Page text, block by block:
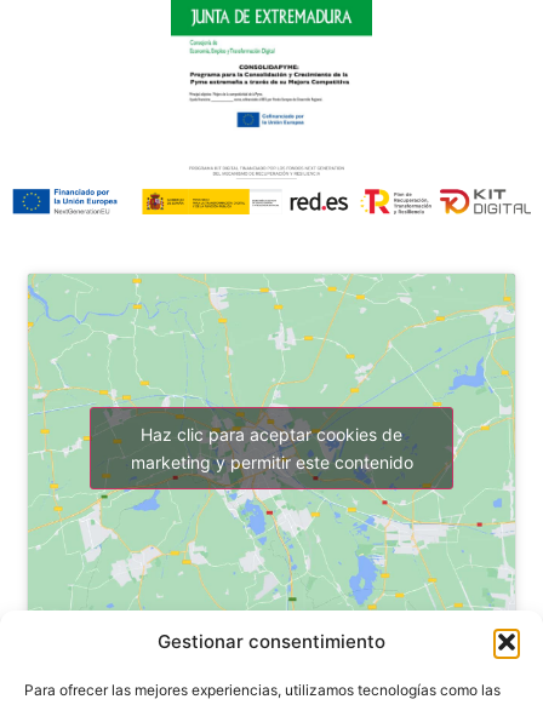
Gestionar consentimiento
Para ofrecer las mejores experiencias, utilizamos tecnologías como las
924 19 02 07
Haz clic para aceptar cookies de
marketing y permitir este contenido